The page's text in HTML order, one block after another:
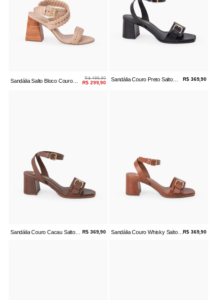
Sandália Salto Bloco Couro
R$ 499,90
R$ 299,90
Sandália Couro Preto Salto
R$ 369,90
Sandália Couro Cacau Salto
R$ 369,90
Sandália Couro Whisky Salto
R$ 369,90